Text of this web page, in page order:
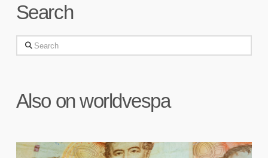
Search
Search
Also on worldvespa